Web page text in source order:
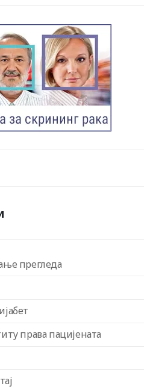
прегледа
права пацијената